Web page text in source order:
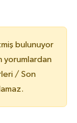
bulunuyor
yorumlardan
/ Son